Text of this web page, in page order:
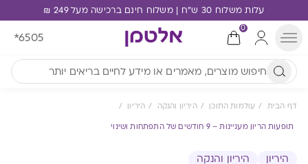
עלות משלוח 30 ש"ח | משלוח חינם ברכישה מעל 249 ₪
0
*6505
דף הבית עולמות התוכן היריון והנקה היריון
תופעות הריון מעניינות – 9 חודשים של התפתחות ושינוי
היריון היריון והנקה